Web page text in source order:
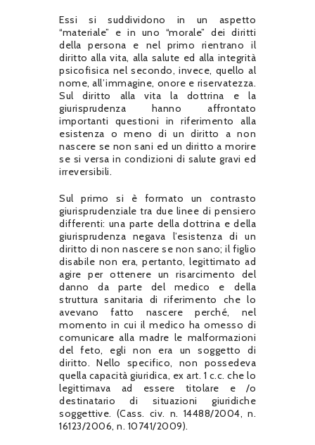
Essi si suddividono in un aspetto
“materiale” e in uno “morale” dei diritti
della persona e nel primo rientrano il
diritto alla vita, alla salute ed alla integrità
psicofisica nel secondo, invece, quello al
nome, all’immagine, onore e riservatezza.
Sul diritto alla vita la dottrina e la
giurisprudenza hanno affrontato
importanti questioni in riferimento alla
esistenza o meno di un diritto a non
nascere se non sani ed un diritto a morire
se si versa in condizioni di salute gravi ed
irreversibili.
Sul primo si è formato un contrasto
giurisprudenziale tra due linee di pensiero
differenti: una parte della dottrina e della
giurisprudenza negava l’esistenza di un
diritto di non nascere se non sano; il figlio
disabile non era, pertanto, legittimato ad
agire per ottenere un risarcimento del
danno da parte del medico e della
struttura sanitaria di riferimento che lo
avevano fatto nascere perché, nel
momento in cui il medico ha omesso di
comunicare alla madre le malformazioni
del feto, egli non era un soggetto di
diritto. Nello specifico, non possedeva
quella capacità giuridica, ex art. 1 c.c. che lo
legittimava ad essere titolare e /o
destinatario di situazioni giuridiche
soggettive. (Cass. civ. n. 14488/2004, n.
16123/2006, n. 10741/2009).